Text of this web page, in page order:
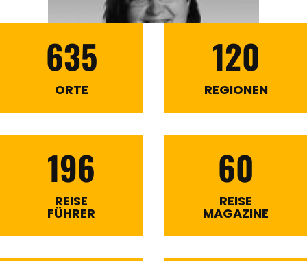
635
ORTE
120
REGIONEN
196
REISE
FÜHRER
60
REISE
MAGAZINE